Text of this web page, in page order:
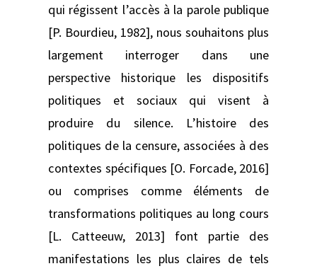
qui régissent l’accès à la parole publique
[P. Bourdieu, 1982], nous souhaitons plus
largement interroger dans une
perspective historique les dispositifs
politiques et sociaux qui visent à
produire du silence. L’histoire des
politiques de la censure, associées à des
contextes spécifiques [O. Forcade, 2016]
ou comprises comme éléments de
transformations politiques au long cours
[L. Catteeuw, 2013] font partie des
manifestations les plus claires de tels